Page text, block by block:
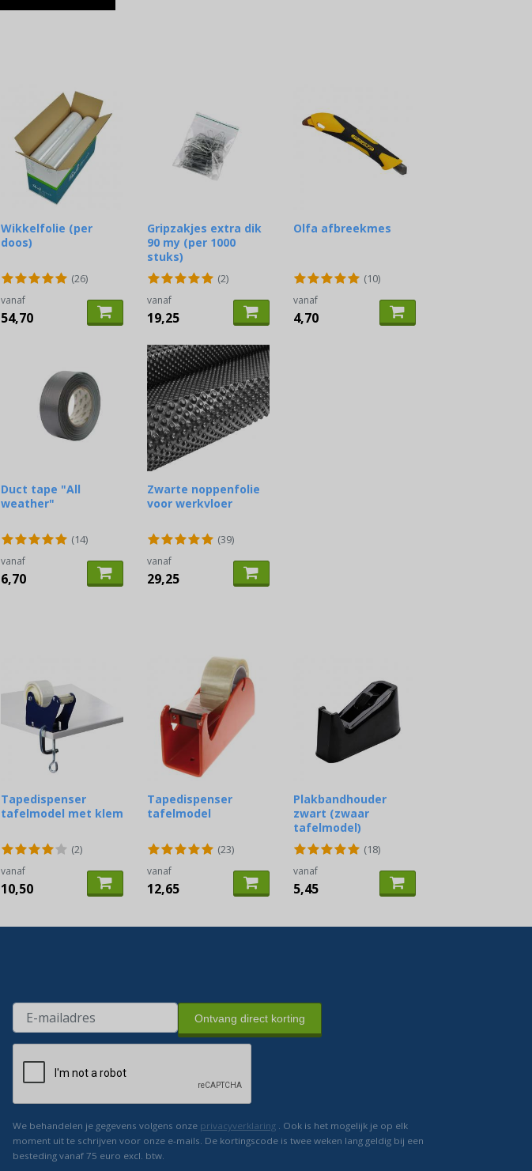
Wikkelfolie (per
doos)
(26)
vanaf
54,70
Gripzakjes extra dik
90 my (per 1000
stuks)
(2)
vanaf
19,25
Olfa afbreekmes
(10)
vanaf
4,70
Duct tape "All
weather"
(14)
vanaf
6,70
Zwarte noppenfolie
voor werkvloer
(39)
vanaf
29,25
Tapedispenser
tafelmodel met klem
(2)
vanaf
10,50
Tapedispenser
tafelmodel
(23)
vanaf
12,65
Plakbandhouder
zwart (zwaar
tafelmodel)
(18)
vanaf
5,45
Ontvang direct korting
We behandelen je gegevens volgens onze privacyverklaring . Ook is het mogelijk je op elk
moment uit te schrijven voor onze e-mails. De kortingscode is twee weken lang geldig bij een
besteding vanaf 75 euro excl. btw.